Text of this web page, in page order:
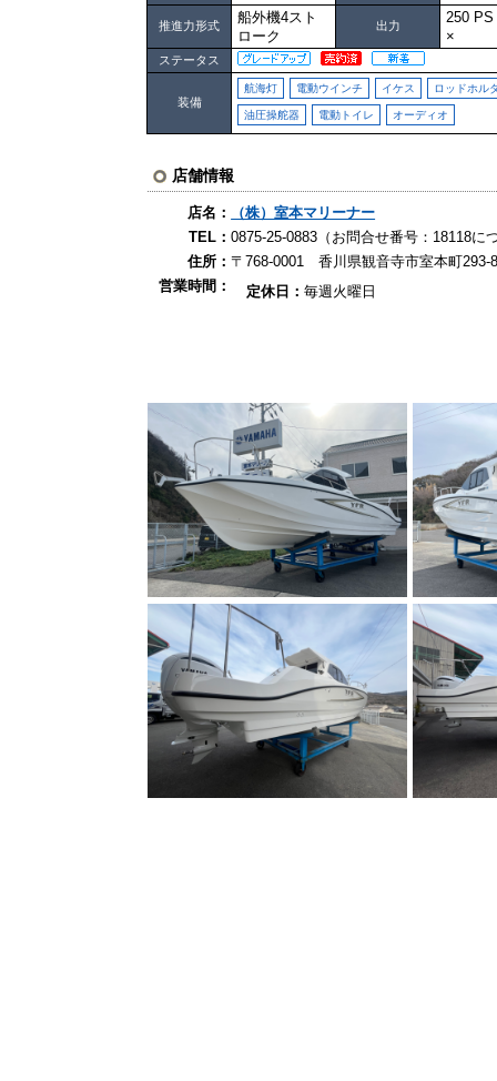
推進力形式
船外機4スト
ローク
出力
250
×
ステータス
装備
航海灯 電動ウインチ イケス ロッドホル
油圧操舵器 電動トイレ オーディオ
店舗情報
店名：
（株）室本マリーナー
TEL：0875-25-0883（お問合せ番号：18118に
住所：〒768-0001 香川県観音寺市室本町293-
営業時間：
定休日： 毎週火曜日